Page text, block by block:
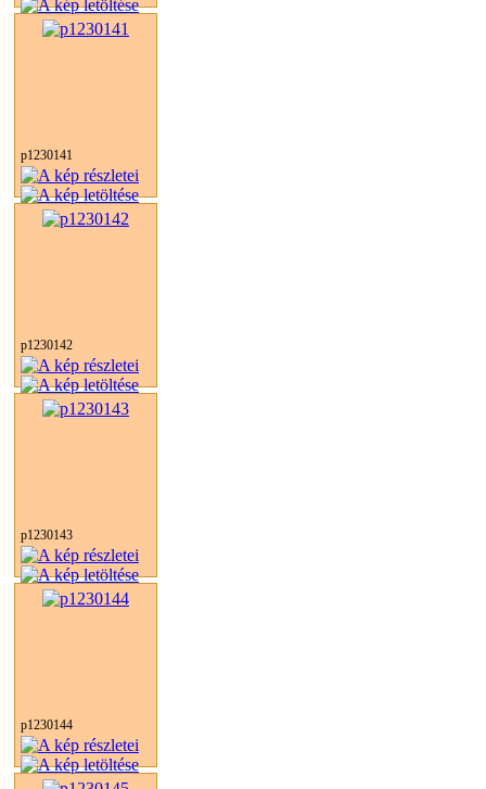
p1230141
p1230142
p1230143
p1230144